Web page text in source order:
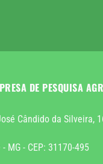
DE PESQUISA
Cândido da Silveira,
MG - CEP: 31170-495